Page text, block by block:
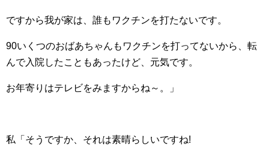
ですから我が家は、誰もワクチンを打たないです。
90いくつのおばあちゃんもワクチンを打ってないから、転
んで入院したこともあったけど、元気です。
お年寄りはテレビをみますからね～。」
私「そうですか、それは素晴らしいですね!